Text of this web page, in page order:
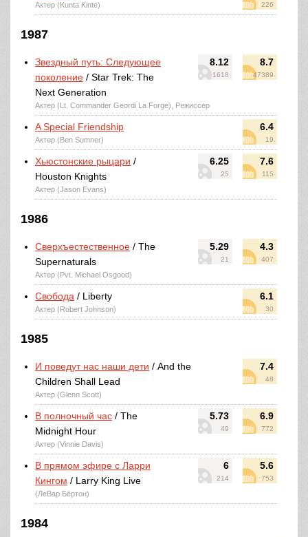
226
Актер (Kunta Kinte)
1987
8.12
1618
8.7
47389
Звездный путь: Следующее
поколение / Star Trek: The
Next Generation
Актер (Lt. Commander Geordi La Forge), Режиссер
6.4
19
A Special Friendship
Актер (Ben Sumner)
6.25
25
7.6
115
Хьюстонские рыцари /
Houston Knights
Актер (Jason Evans)
1986
5.29
21
4.3
407
Сверхъестественное / The
Supernaturals
Актер (Pvt. Michael Osgood)
6.1
30
Свобода / Liberty
Актер (Robert Johnson)
1985
7.4
48
И поведут нас наши дети / And the
Children Shall Lead
Актер (Glenn Scott)
5.73
49
6.9
772
В полночный час / The
Midnight Hour
Актер (Vinnie Davis)
6
214
5.6
753
В прямом эфире с Ларри
Кингом / Larry King Live
(ЛеВар Бёртон)
1984